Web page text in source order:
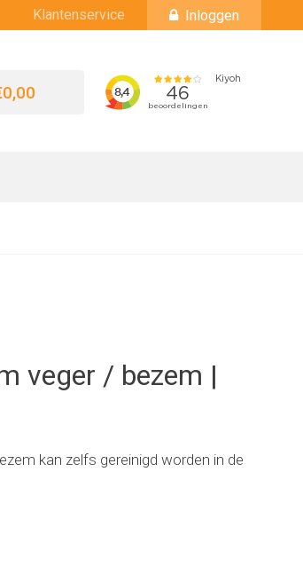
Inloggen
Klantenservice
veger / bezem |
kan zelfs gereinigd worden in de